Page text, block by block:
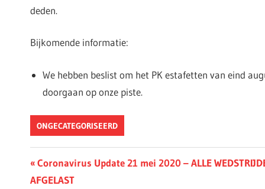
deden.
Bijkomende informatie:
We hebben beslist om het PK estafetten van eind
doorgaan op onze piste.
ONGECATEGORISEERD
Berichtnavigatie
Previous
Post:
Coronavirus Update 21 mei 2020 – ALLE
AFGELAST